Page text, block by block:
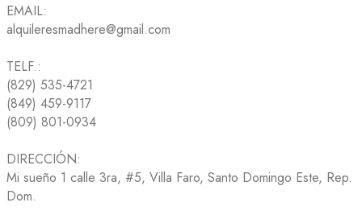
EMAIL:
alquileresmadhere@gmail.com
TELF.:
(829) 535-4721
(849) 459-9117
(809) 801-0934
DIRECCIÓN:
Mi sueño 1 calle 3ra, #5, Villa Faro, Santo Domingo Este, Rep.
Dom.